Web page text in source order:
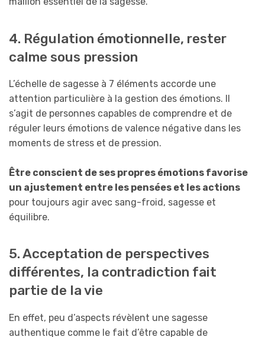
4. Régulation émotionnelle, rester
calme sous pression
L’échelle de sagesse à 7 éléments accorde une
attention particulière à la gestion des émotions. Il
s’agit de personnes capables de comprendre et de
réguler leurs émotions de valence négative dans les
moments de stress et de pression.
Être conscient de ses propres émotions favorise
un ajustement entre les pensées et les actions
pour toujours agir avec sang-froid, sagesse et
équilibre.
5. Acceptation de perspectives
différentes, la contradiction fait
partie de la vie
En effet, peu d’aspects révèlent une sagesse
authentique comme le fait d’être capable de